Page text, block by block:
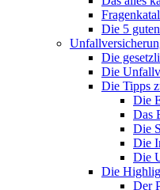
Die 5
Die
Die
Die Tipps
Die
Das
Die
Die
Die
Die
Der